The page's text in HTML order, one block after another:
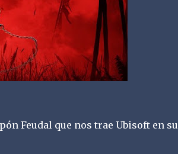
Feudal que nos trae Ubisoft en su